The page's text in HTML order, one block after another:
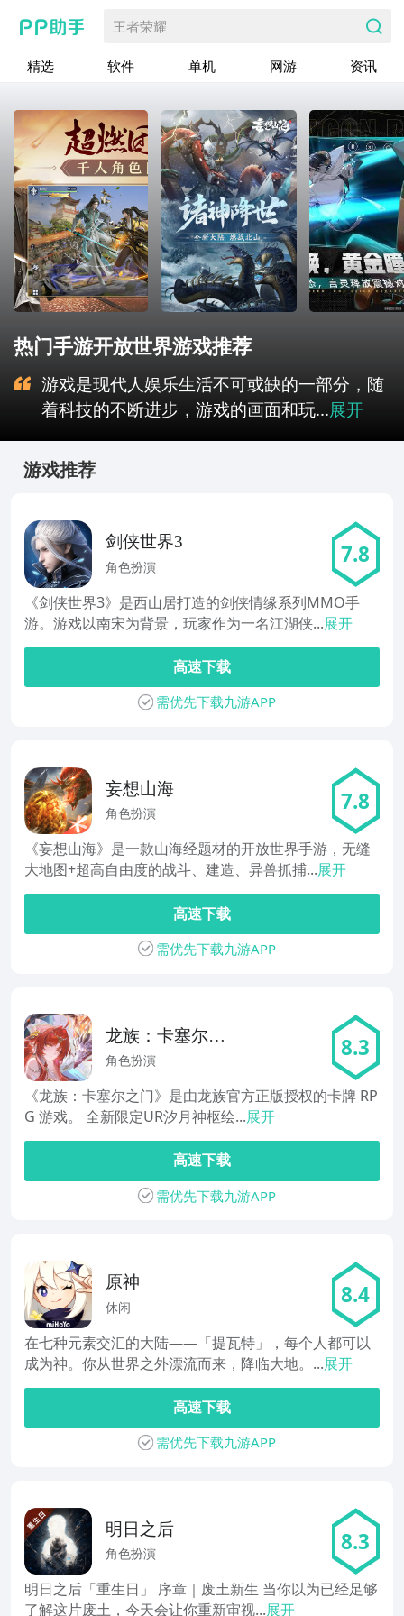
王者荣耀
精选 软件 单机 网游 资讯
热门手游开放世界游戏推荐
游戏是现代人娱乐生活不可或缺的一部分，随
着科技的不断进步，游戏的画面和玩...展开
游戏推荐
剑侠世界3
角色扮演 7.8
《剑侠世界3》是西山居打造的剑侠情缘系列MMO手
游。游戏以南宋为背景，玩家作为一名江湖侠...展开
高速下载
需优先下载九游APP
妄想山海
角色扮演 7.8
《妄想山海》是一款山海经题材的开放世界手游，无缝
大地图+超高自由度的战斗、建造、异兽抓捕...展开
高速下载
需优先下载九游APP
龙族：卡塞尔之
门
角色扮演 8.3
《龙族：卡塞尔之门》是由龙族官方正版授权的卡牌 RP
G 游戏。 全新限定UR汐月神枢绘...展开
高速下载
需优先下载九游APP
原神
休闲 8.4
在七种元素交汇的大陆——「提瓦特」，每个人都可以
成为神。你从世界之外漂流而来，降临大地。...展开
高速下载
需优先下载九游APP
明日之后
角色扮演 8.3
明日之后「重生日」 序章｜废土新生 当你以为已经足够
了解这片废土，今天会让你重新审视...展开